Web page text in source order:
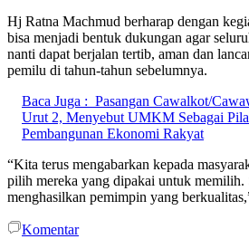
Hj Ratna Machmud berharap dengan
bisa menjadi bentuk dukungan agar
nanti dapat berjalan tertib, aman dan
pemilu di tahun-tahun sebelumnya.
Baca Juga : Pasangan Cawalkot/
Urut 2, Menyebut UMKM Sebagai
Pembangunan Ekonomi Rakyat
“Kita terus mengabarkan kepada
pilih mereka yang dipakai untuk memilih.
menghasilkan pemimpin yang
Komentar